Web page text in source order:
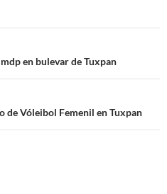
en bulevar de Tuxpan
de Vóleibol Femenil en Tuxpan